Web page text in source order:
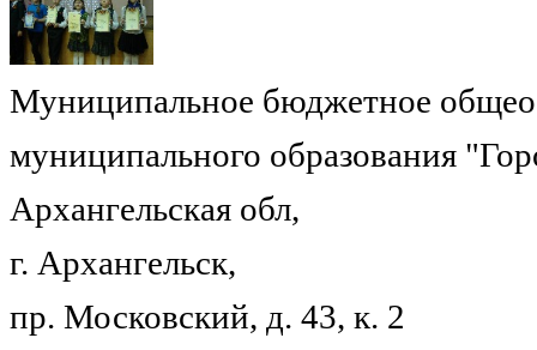
Муниципальное бюджетное
муниципального образования
Архангельская обл,
г. Архангельск,
пр. Московский, д. 43, к. 2